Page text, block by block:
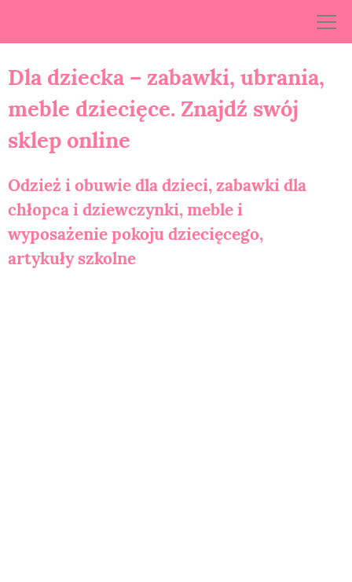
Dla dziecka – zabawki, ubrania,
meble dziecięce. Znajdź swój
sklep online
Odzież i obuwie dla dzieci, zabawki dla
chłopca i dziewczynki, meble i
wyposażenie pokoju dziecięcego,
artykuły szkolne